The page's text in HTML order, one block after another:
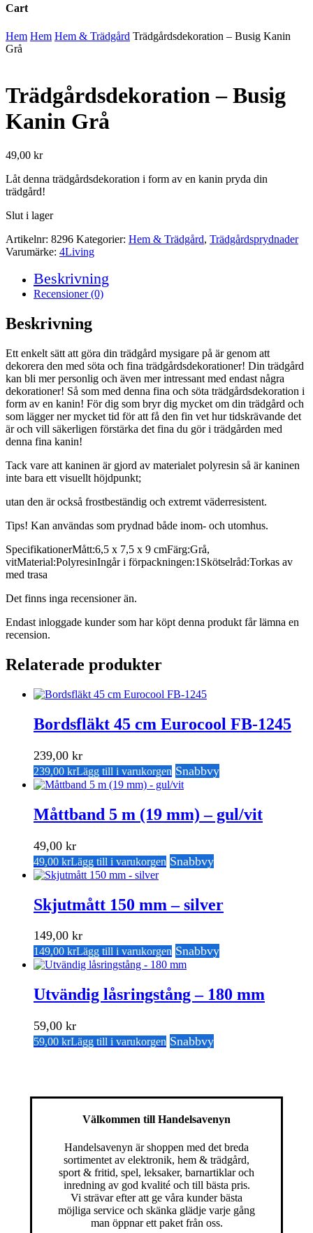
Cart
Close
Cart
Hem Hem Hem & Trädgård Trädgårdsdekoration – Busig Kanin
Grå
Trädgårdsdekoration – Busig
Kanin Grå
49,00 kr
Låt denna trädgårdsdekoration i form av en kanin pryda din
trädgård!
Slut i lager
Artikelnr: 8296 Kategorier: Hem & Trädgård, Trädgårdsprydnader
Varumärke: 4Living
Beskrivning
Recensioner (0)
Beskrivning
Ett enkelt sätt att göra din trädgård mysigare på är genom att
dekorera den med söta och fina trädgårdsdekorationer! Din trädgård
kan bli mer personlig och även mer intressant med endast några
dekorationer! Så som med denna fina och söta trädgårdsdekoration i
form av en kanin! För dig som bryr dig mycket om din trädgård och
som lägger ner mycket tid för att få den fin vet hur tidskrävande det
är och vill säkerligen förstärka det fina du gör i trädgården med
denna fina kanin!
Tack vare att kaninen är gjord av materialet polyresin så är kaninen
inte bara ett visuellt höjdpunkt;
utan den är också frostbeständig och extremt väderresistent.
Tips! Kan användas som prydnad både inom- och utomhus.
SpecifikationerMått:6,5 x 7,5 x 9 cmFärg:Grå,
vitMaterial:PolyresinIngår i förpackningen:1Skötselråd:Torkas av
med trasa
Det finns inga recensioner än.
Endast inloggade kunder som har köpt denna produkt får lämna en
recension.
Relaterade produkter
Bordsfläkt 45 cm Eurocool FB-1245
239,00 kr
239,00 krLägg till i varukorgen Snabbvy
Måttband 5 m (19 mm) – gul/vit
49,00 kr
49,00 krLägg till i varukorgen Snabbvy
Skjutmått 150 mm – silver
149,00 kr
149,00 krLägg till i varukorgen Snabbvy
Utvändig låsringstång – 180 mm
59,00 kr
59,00 krLägg till i varukorgen Snabbvy
Välkommen till Handelsavenyn
Handelsavenyn är shoppen med det breda
sortimentet av elektronik, hem & trädgård,
sport & fritid, spel, leksaker, barnartiklar och
inredning av god kvalité och till bästa pris.
Vi strävar efter att ge våra kunder bästa
möjliga service och skänka glädje varje gång
man öppnar ett paket från oss.